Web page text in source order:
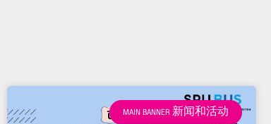
MAIN BANNER 新闻和活动